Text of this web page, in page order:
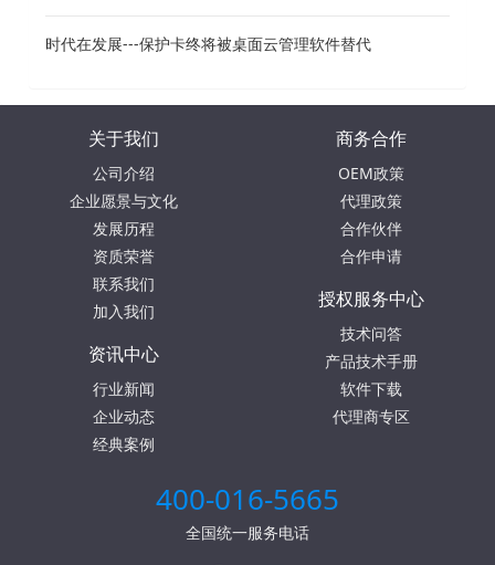
时代在发展---保护卡终将被桌面云管理软件替代
关于我们
公司介绍
企业愿景与文化
发展历程
资质荣誉
联系我们
加入我们
商务合作
OEM政策
代理政策
合作伙伴
合作申请
授权服务中心
技术问答
产品技术手册
软件下载
代理商专区
资讯中心
行业新闻
企业动态
经典案例
400-016-5665
全国统一服务电话